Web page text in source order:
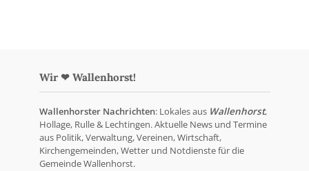
Wir ❤ Wallenhorst!
Wallenhorster Nachrichten: Lokales aus Wallenhorst,
Hollage, Rulle & Lechtingen. Aktuelle News und Termine
aus Politik, Verwaltung, Vereinen, Wirtschaft,
Kirchengemeinden, Wetter und Notdienste für die
Gemeinde Wallenhorst.